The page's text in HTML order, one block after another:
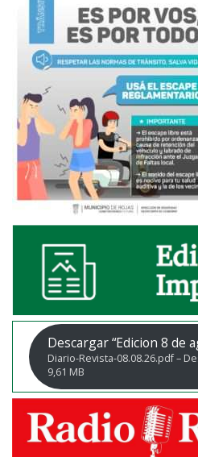
Descargar “Edicion 8 de
Diario-Revista-08.08.26.pdf –
9,61 MB